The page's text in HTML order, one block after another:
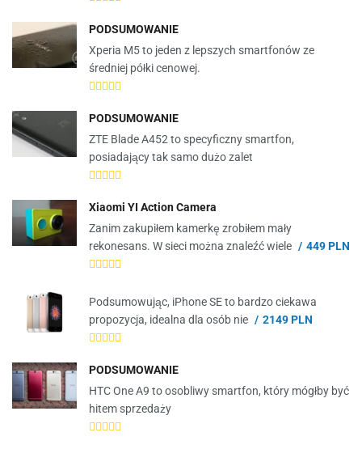
PODSUMOWANIE
Xperia M5 to jeden z lepszych smartfonów ze
średniej półki cenowej.
PODSUMOWANIE
ZTE Blade A452 to specyficzny smartfon,
posiadający tak samo dużo zalet
Xiaomi YI Action Camera
Zanim zakupiłem kamerkę zrobiłem mały
rekonesans. W sieci można znaleźć wiele
449 PLN
Podsumowując, iPhone SE to bardzo ciekawa
propozycja, idealna dla osób nie
2149 PLN
PODSUMOWANIE
HTC One A9 to osobliwy smartfon, który mógłby być
hitem sprzedaży